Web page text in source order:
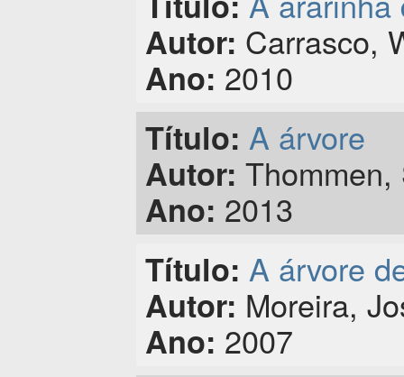
Autor: Carrasco,
Ano: 2010
Título: A árvore
Autor: Thommen,
Ano: 2013
Título: A árvore
Autor: Moreira,
Ano: 2007